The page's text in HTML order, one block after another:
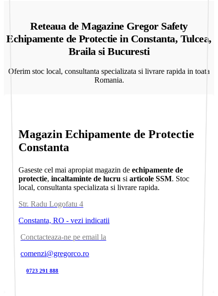
Reteaua de Magazine Gregor Safety
Echipamente de Protectie in Constanta, Tulcea,
Braila si Bucuresti
Oferim stoc local, consultanta specializata si livrare rapida in toata
Romania.
Magazin Echipamente de Protectie
Constanta
Gaseste cel mai apropiat magazin deechipamente de
protectie,incaltaminte de lucru siarticole SSM. Stoc
local, consultanta specializata si livrare rapida.
Str. Radu Logofatu 4
Constanta, RO - vezi indicatii
Conctacteaza-ne pe email la
comenzi@gregorco.ro
0723 291 888